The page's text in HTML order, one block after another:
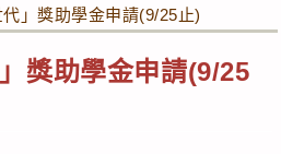
」獎助學金申請(9/25止)
獎助學金申請(9/25